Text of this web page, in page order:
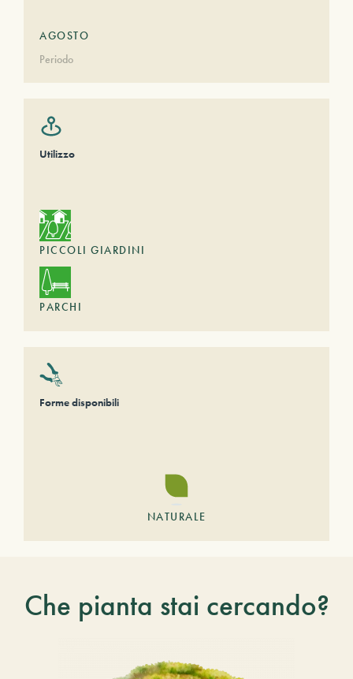
AGOSTO
Periodo
Utilizzo
PICCOLI GIARDINI
PARCHI
Forme disponibili
NATURALE
Che pianta stai cercando?